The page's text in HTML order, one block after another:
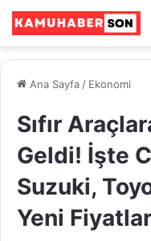
Ana Sayfa / Ekonomi
Sıfır
Geldi! İşte
Suzuki,
Yeni Fiyatlar